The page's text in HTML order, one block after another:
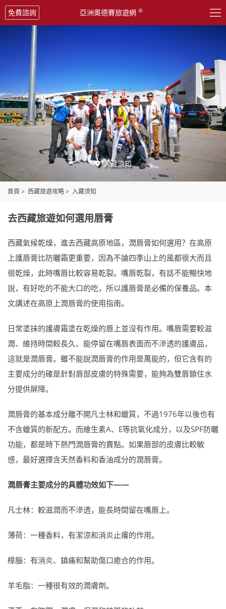

免費諮詢 亞洲奧德賽旅遊網 ®
 入藏须知
首頁 > 西藏旅遊攻略> 入藏须知
去西藏旅遊如何選用唇膏
西藏氣候乾燥，進去西藏高原地區，潤唇膏如何選用？在高原
上護唇膏比防曬霜更重要，因為不論四季山上的風都很大而且
很乾燥，此時嘴唇比較容易乾裂。嘴唇乾裂，有話不能暢快地
說，有好吃的不能大口的吃，所以護唇膏是必備的保養品。本
文講述在高原上潤唇膏的使用指南。
日常塗抹的護膚霜塗在乾燥的唇上並沒有作用。嘴唇需要較滋
潤、維持時間較長久、能停留在嘴唇表面而不滲透的護膚品，
這就是潤唇膏。雖不能說潤唇膏的作用是萬能的，但它含有的
主要成分的確是針對唇部皮膚的特殊需要，能夠為雙唇鎖住水
分提供屏障。
潤唇膏的基本成分離不開凡士林和蠟質，不過1976年以後也有
不含蠟質的新配方。而維生素A、E等抗氧化成分，以及SPF防曬
功能，都是時下熱門潤唇膏的賣點。如果唇部的皮膚比較敏
感，最好選擇含天然香料和香油成分的潤唇膏。
潤唇膏主要成分的具體功效如下——
凡士林：較滋潤而不滲透，能長時間留在嘴唇上。
薄荷：一種香料，有潔涼和消炎止癢的作用。
樟腦：有消炎、鎮痛和幫助傷口癒合的作用。
羊毛脂：一種很有效的潤膚劑。